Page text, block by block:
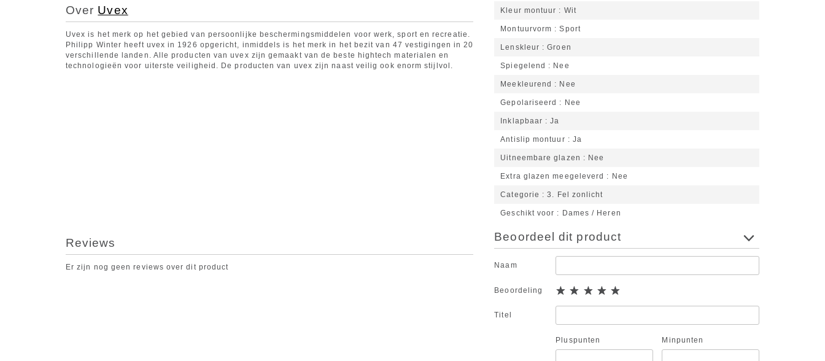
Over Uvex
Uvex is het merk op het gebied van persoonlijke beschermingsmiddelen voor werk, sport en recreatie.
Philipp Winter heeft uvex in 1926 opgericht, inmiddels is het merk in het bezit van 47 vestigingen in 20
verschillende landen. Alle producten van uvex zijn gemaakt van de beste hightech materialen en
technologieën voor uiterste veiligheid. De producten van uvex zijn naast veilig ook enorm stijlvol.
Kleur montuur Wit
Montuurvorm Sport
Lenskleur Groen
Spiegelend Nee
Meekleurend Nee
Gepolariseerd Nee
Inklapbaar Ja
Antislip montuur Ja
Uitneembare glazen Nee
Extra glazen meegeleverd Nee
Categorie 3. Fel zonlicht
Geschikt voor Dames / Heren
Reviews
Er zijn nog geen reviews over dit product
Beoordeel dit product
Naam
Beoordeling
Titel
Pluspunten Minpunten